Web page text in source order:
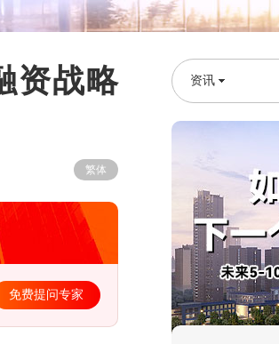
资战略
繁体
免费提问专家
资讯